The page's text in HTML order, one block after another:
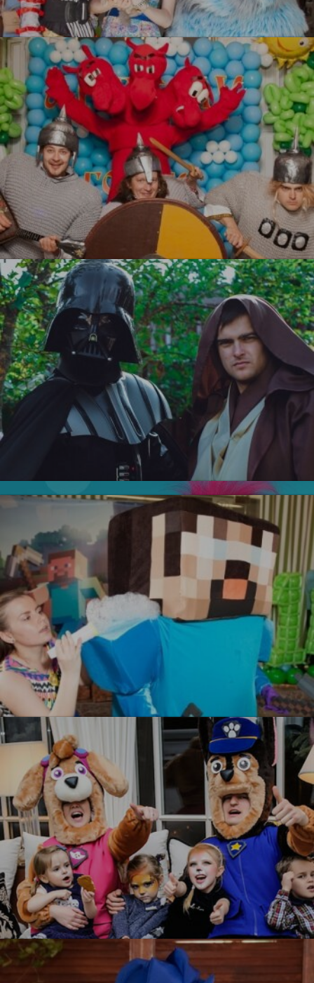
УЗНАТЬ БОЛЬШЕ
Алиса в стране чудес
УЗНАТЬ БОЛЬШЕ
Три Богатыря
УЗНАТЬ БОЛЬШЕ
Звездные войны
УЗНАТЬ БОЛЬШЕ
Новинка!
Тролли
УЗНАТЬ БОЛЬШЕ
Майнкрафт
Щенячий патруль